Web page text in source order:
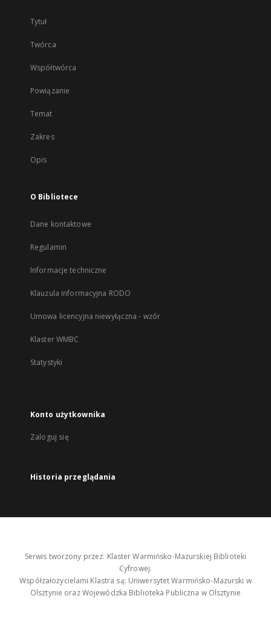
Tytuł
Twórca
Współtwórca
Powiązanie
Temat
Zakres
Opis
O Bibliotece
Dane kontaktowe
Regulamin
Informacje techniczne
Klauzula informacyjna RODO
Umowa licencyjna niewyłączna - wzór
Klaster WMBC
Statystyki
Konto użytkownika
Zaloguj się
Historia przeglądania
Serwis tworzony przez: Klaster Warmińsko-Mazurskiej Biblioteki
Cyfrowej.
Współzałożycielami Klastra są: Uniwersytet Warmińsko-Mazurski w
Olsztynie oraz Wojewódzka Biblioteka Publiczna w Olsztynie